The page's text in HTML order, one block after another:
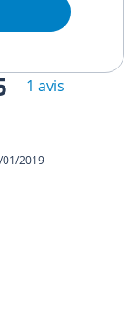
1 avis
01/2019